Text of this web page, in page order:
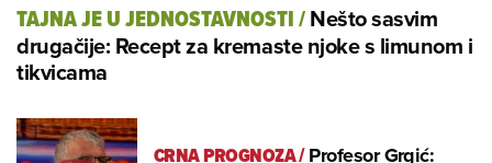
TAJNA JE U JEDNOSTAVNOSTI/Nešto sasvim
drugačije: Recept za kremaste njoke s limunom i
tikvicama
CRNA PROGNOZA/Profesor Grgić: